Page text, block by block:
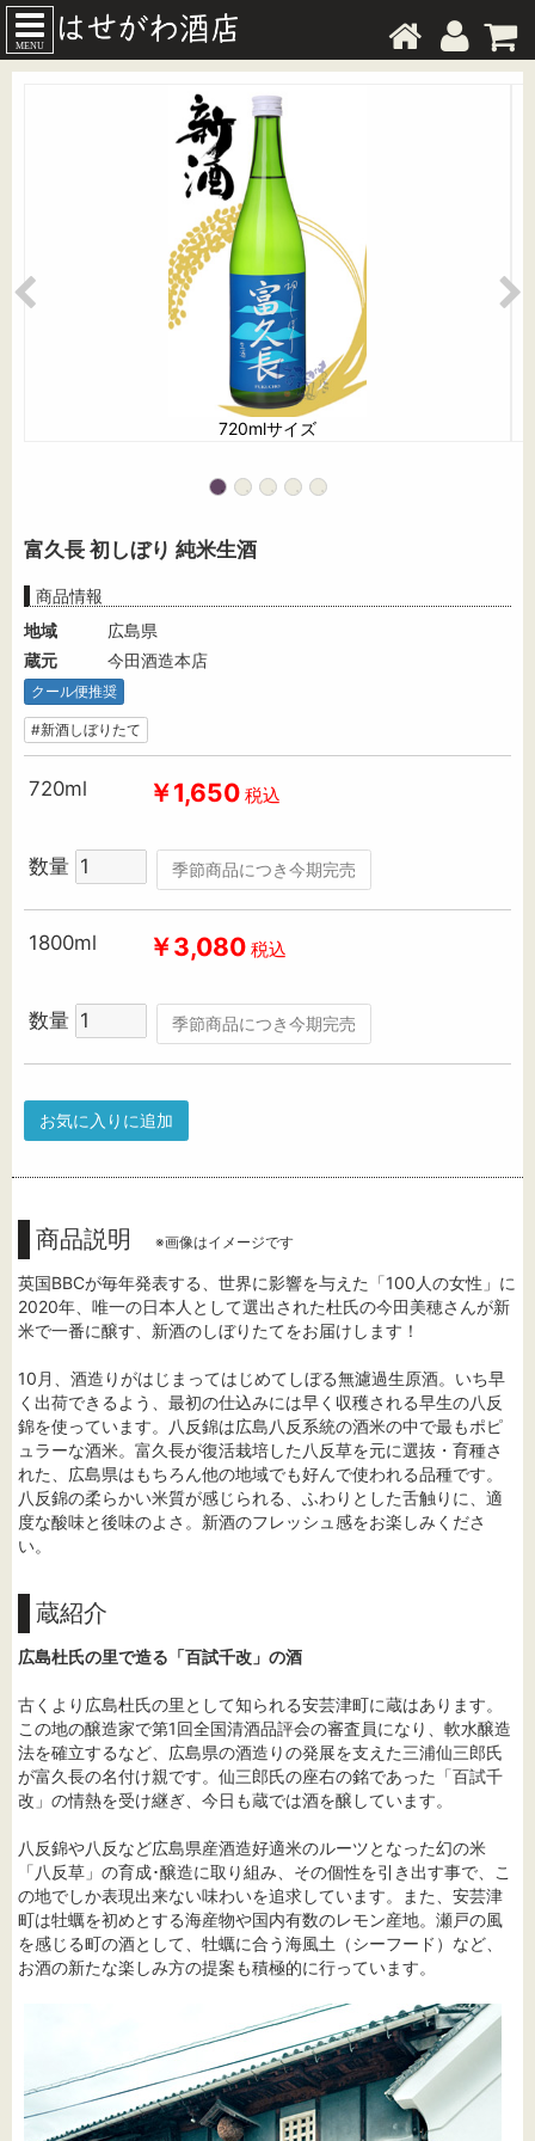
MENU
720mlサイズ
富久長 初しぼり 純米生酒
商品情報
地域
広島県
蔵元
今田酒造本店
クール便推奨
#新酒しぼりたて
720ml ￥1,650 税込
数量 季節商品につき今期完売
1800ml ￥3,080 税込
数量 季節商品につき今期完売
お気に入りに追加
商品説明 ※画像はイメージです
英国BBCが毎年発表する、世界に影響を与えた「100人の女性」に
2020年、唯一の日本人として選出された杜氏の今田美穂さんが新
米で一番に醸す、新酒のしぼりたてをお届けします！
10月、酒造りがはじまってはじめてしぼる無濾過生原酒。いち早
く出荷できるよう、最初の仕込みには早く収穫される早生の八反
錦を使っています。八反錦は広島八反系統の酒米の中で最もポピ
ュラーな酒米。富久長が復活栽培した八反草を元に選抜・育種さ
れた、広島県はもちろん他の地域でも好んで使われる品種です。
八反錦の柔らかい米質が感じられる、ふわりとした舌触りに、適
度な酸味と後味のよさ。新酒のフレッシュ感をお楽しみくださ
い。
蔵紹介
広島杜氏の里で造る「百試千改」の酒
古くより広島杜氏の里として知られる安芸津町に蔵はあります。
この地の醸造家で第1回全国清酒品評会の審査員になり、軟水醸造
法を確立するなど、広島県の酒造りの発展を支えた三浦仙三郎氏
が富久長の名付け親です。仙三郎氏の座右の銘であった「百試千
改」の情熱を受け継ぎ、今日も蔵では酒を醸しています。
八反錦や八反など広島県産酒造好適米のルーツとなった幻の米
「八反草」の育成･醸造に取り組み、その個性を引き出す事で、こ
の地でしか表現出来ない味わいを追求しています。また、安芸津
町は牡蠣を初めとする海産物や国内有数のレモン産地。瀬戸の風
を感じる町の酒として、牡蠣に合う海風土（シーフード）など、
お酒の新たな楽しみ方の提案も積極的に行っています。